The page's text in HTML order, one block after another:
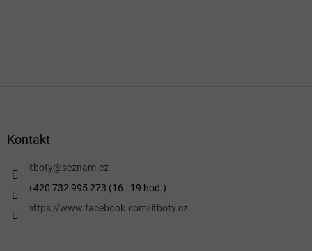
Kontakt
itboty@seznam.cz
+420 732 995 273 (16 - 19 hod.)
https://www.facebook.com/itboty.cz